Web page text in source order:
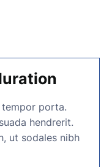
tempor porta.
hendrerit.
ut sodales nibh